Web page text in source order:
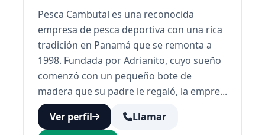
Pesca Cambutal es una reconocida
empresa de pesca deportiva con una rica
tradición en Panamá que se remonta a
1998. Fundada por Adrianito, cuyo sueño
comenzó con un pequeño bote de
madera que su padre le regaló, la empre...
Ver perfil
Llamar